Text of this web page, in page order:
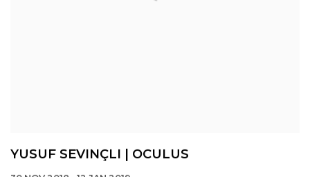
YUSUF SEVINÇLI | OCULUS